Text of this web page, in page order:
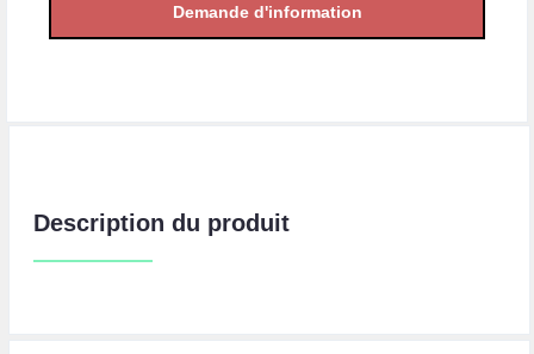
Description du produit